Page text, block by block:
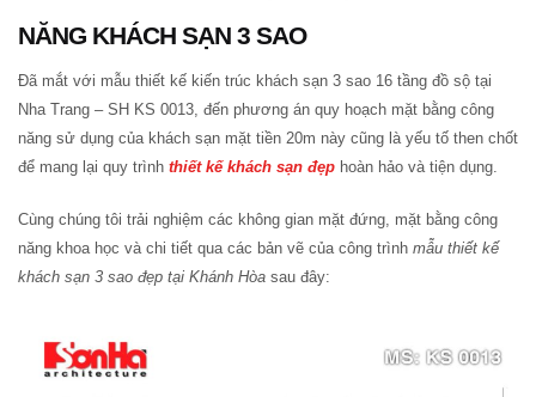
NĂNG KHÁCH SẠN 3 SAO
Đã mắt với mẫu thiết kế kiến trúc khách sạn 3 sao 16 tầng đồ sộ tại
Nha Trang – SH KS 0013, đến phương án quy hoạch mặt bằng công
năng sử dụng của khách sạn mặt tiền 20m này cũng là yếu tố then chốt
để mang lại quy trình thiết kế khách sạn đẹp hoàn hảo và tiện dụng.
Cùng chúng tôi trải nghiệm các không gian mặt đứng, mặt bằng công
năng khoa học và chi tiết qua các bản vẽ của công trình mẫu thiết kế
khách sạn 3 sao đẹp tại Khánh Hòa sau đây: